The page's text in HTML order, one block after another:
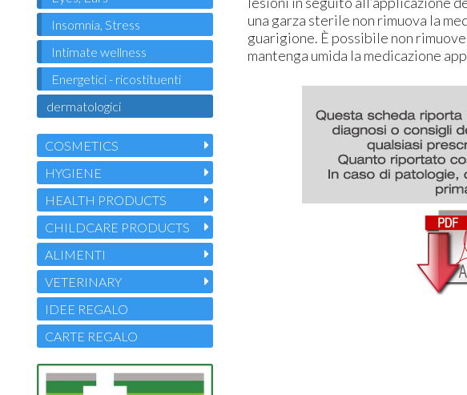
una garza sterile non rimuova la
guarigione. È possibile non
mantenga umida la medicazione
Insomnia, Stress
Intimate wellness
Energetici - ricostituenti
dermatologici
COSMETICS
HYGIENE
HEALTH PRODUCTS
CHILDCARE PRODUCTS
ALIMENTI
VETERINARY
IDEE REGALO
CARTE REGALO